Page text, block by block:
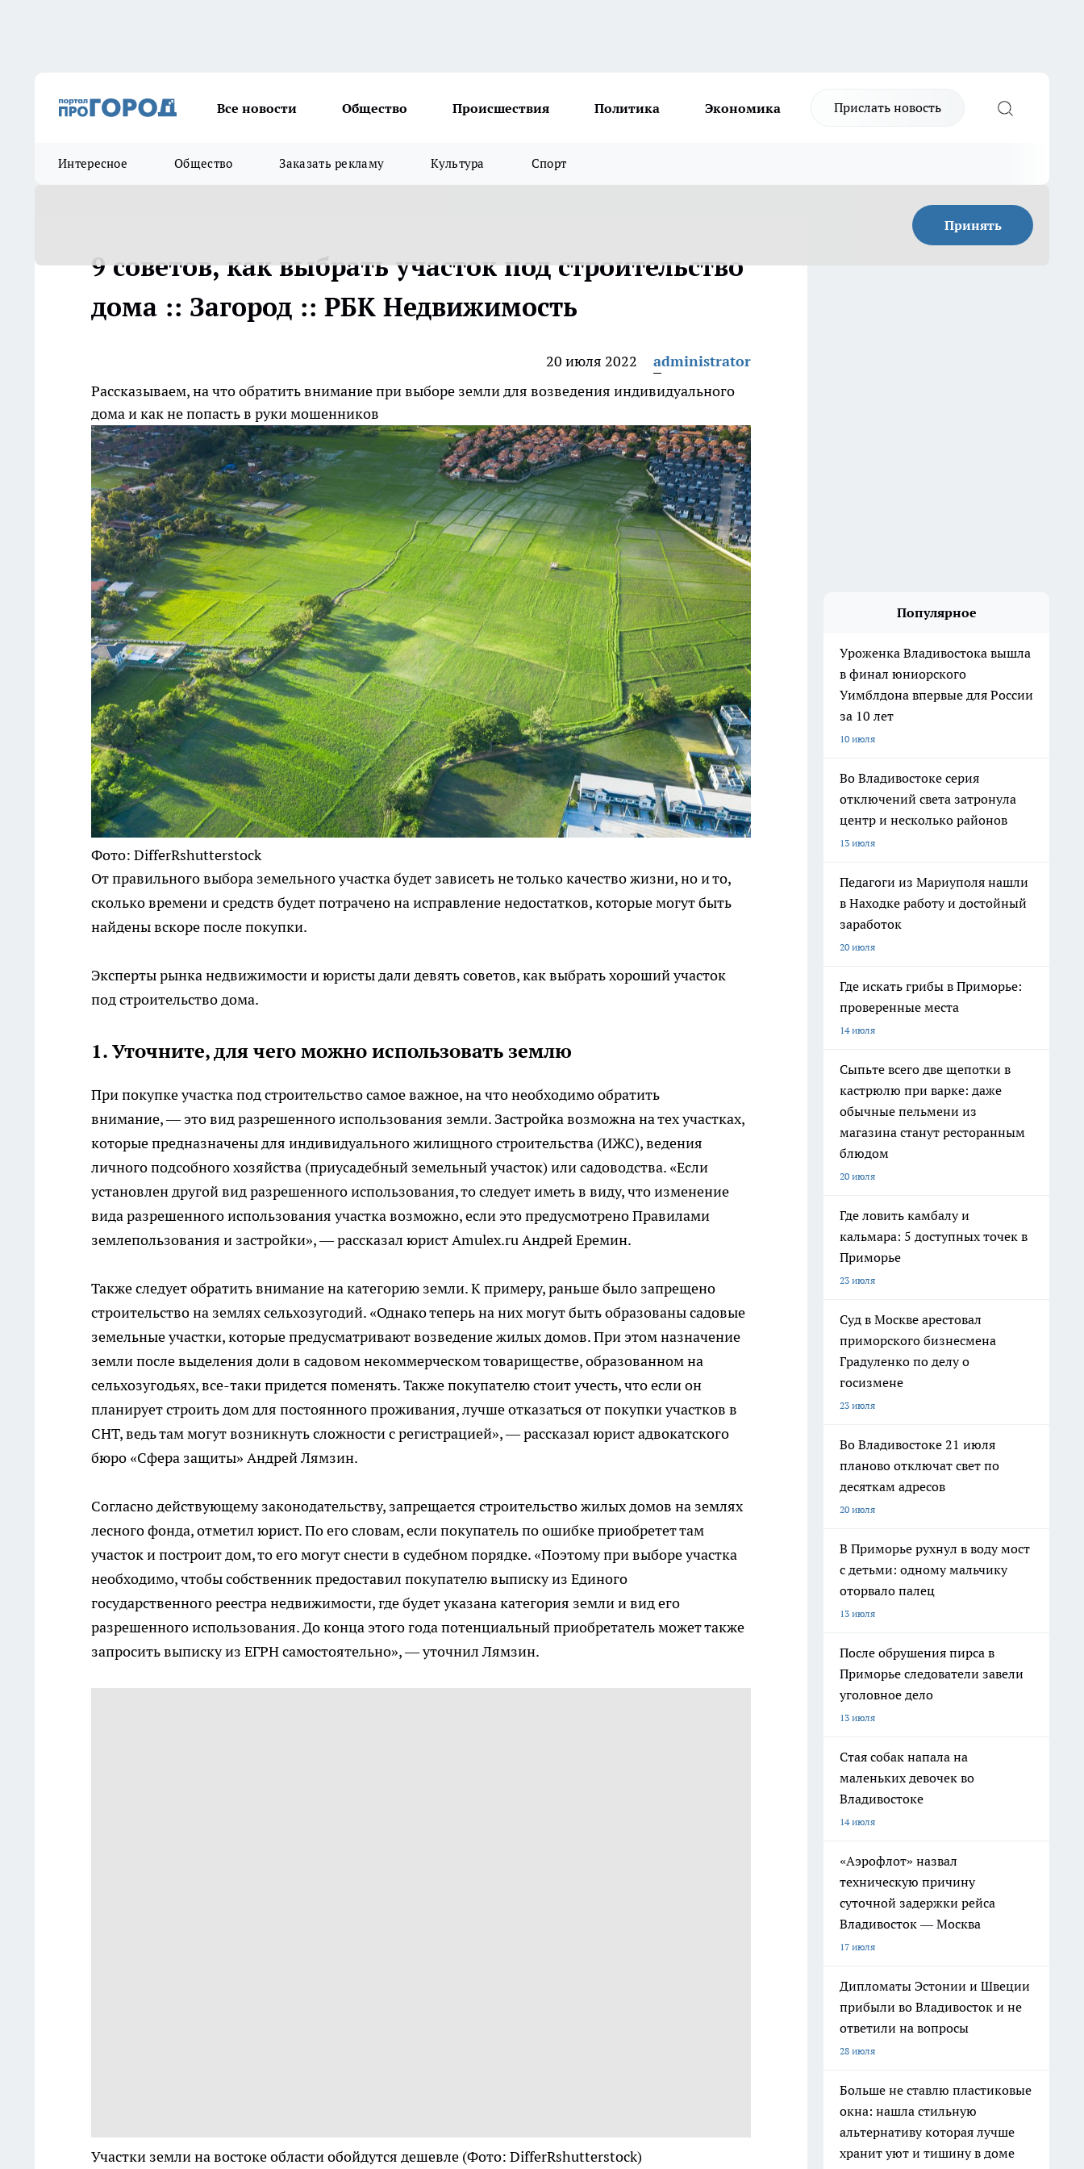
Все новости Общество Происшествия Политика Экономика Прислать новость
Интересное Общество Заказать рекламу Культура Спорт
Принять
9 советов, как выбрать участок под строительство
дома :: Загород :: РБК Недвижимость
20 июля 2022
administrator
Рассказываем, на что обратить внимание при выборе земли для возведения индивидуального
дома и как не попасть в руки мошенников
Фото: DifferRshutterstock
От правильного выбора земельного участка будет зависеть не только качество жизни, но и то,
сколько времени и средств будет потрачено на исправление недостатков, которые могут быть
найдены вскоре после покупки.
Эксперты рынка недвижимости и юристы дали девять советов, как выбрать хороший участок
под строительство дома.
1. Уточните, для чего можно использовать землю
При покупке участка под строительство самое важное, на что необходимо обратить
внимание, — это вид разрешенного использования земли. Застройка возможна на тех участках,
которые предназначены для индивидуального жилищного строительства (ИЖС), ведения
личного подсобного хозяйства (приусадебный земельный участок) или садоводства. «Если
установлен другой вид разрешенного использования, то следует иметь в виду, что изменение
вида разрешенного использования участка возможно, если это предусмотрено Правилами
землепользования и застройки», — рассказал юрист Amulex.ru Андрей Еремин.
Также следует обратить внимание на категорию земли. К примеру, раньше было запрещено
строительство на землях сельхозугодий. «Однако теперь на них могут быть образованы садовые
земельные участки, которые предусматривают возведение жилых домов. При этом назначение
земли после выделения доли в садовом некоммерческом товариществе, образованном на
сельхозугодьях, все-таки придется поменять. Также покупателю стоит учесть, что если он
планирует строить дом для постоянного проживания, лучше отказаться от покупки участков в
СНТ, ведь там могут возникнуть сложности с регистрацией», — рассказал юрист адвокатского
бюро «Сфера защиты» Андрей Лямзин.
Согласно действующему законодательству, запрещается строительство жилых домов на землях
лесного фонда, отметил юрист. По его словам, если покупатель по ошибке приобретет там
участок и построит дом, то его могут снести в судебном порядке. «Поэтому при выборе участка
необходимо, чтобы собственник предоставил покупателю выписку из Единого
государственного реестра недвижимости, где будет указана категория земли и вид его
разрешенного использования. До конца этого года потенциальный приобретатель может также
запросить выписку из ЕГРН самостоятельно», — уточнил Лямзин.
Участки земли на востоке области обойдутся дешевле (Фото: DifferRshutterstock)
Популярное
Уроженка Владивостока вышла
в финал юниорского
Уимблдона впервые для России
за 10 лет
10 июля
Во Владивостоке серия
отключений света затронула
центр и несколько районов
13 июля
Педагоги из Мариуполя нашли
в Находке работу и достойный
заработок
20 июля
Где искать грибы в Приморье:
проверенные места
14 июля
Сыпьте всего две щепотки в
кастрюлю при варке: даже
обычные пельмени из
магазина станут ресторанным
блюдом
20 июля
Где ловить камбалу и
кальмара: 5 доступных точек в
Приморье
23 июля
Суд в Москве арестовал
приморского бизнесмена
Градуленко по делу о
госизмене
23 июля
Во Владивостоке 21 июля
планово отключат свет по
десяткам адресов
20 июля
В Приморье рухнул в воду мост
с детьми: одному мальчику
оторвало палец
13 июля
После обрушения пирса в
Приморье следователи завели
уголовное дело
13 июля
Стая собак напала на
маленьких девочек во
Владивостоке
14 июля
«Аэрофлот» назвал
техническую причину
суточной задержки рейса
Владивосток — Москва
17 июля
Дипломаты Эстонии и Швеции
прибыли во Владивосток и не
ответили на вопросы
28 июля
Больше не ставлю пластиковые
окна: нашла стильную
альтернативу которая лучше
хранит уют и тишину в доме